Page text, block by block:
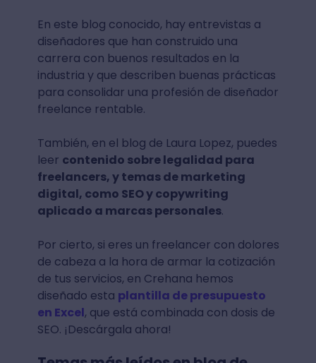
En este blog conocido, hay entrevistas a
diseñadores que han construido una
carrera con buenos resultados en la
industria y que describen buenas prácticas
para consolidar una profesión de diseñador
freelance rentable.
También, en el blog de Laura Lopez, puedes
leer contenido sobre legalidad para
freelancers, y temas de marketing
digital, como SEO y copywriting
aplicado a marcas personales.
Por cierto, si eres un freelancer con dolores
de cabeza a la hora de armar la cotización
de tus servicios, en Crehana hemos
diseñado esta plantilla de presupuesto
en Excel, que está combinada con dosis de
SEO. ¡Descárgala ahora!